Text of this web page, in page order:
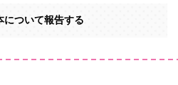
について報告する